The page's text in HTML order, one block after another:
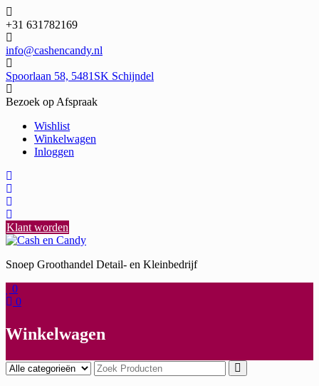
Ga
naar
de
inhoud
+31 631782169
info@cashencandy.nl
Spoorlaan 58, 5481SK Schijndel
Bezoek op Afspraak
Wishlist
Winkelwagen
Inloggen
Klant worden
Snoep Groothandel Detail- en Kleinbedrijf
0
0
Winkelwagen